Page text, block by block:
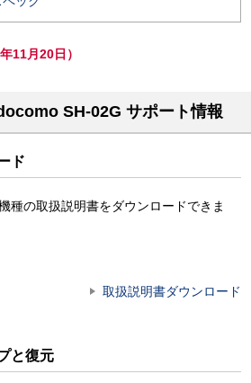
11月20日）
SH-02G サポート情報
ド
種の取扱説明書をダウンロードできま
取扱説明書ダウンロード
と復元